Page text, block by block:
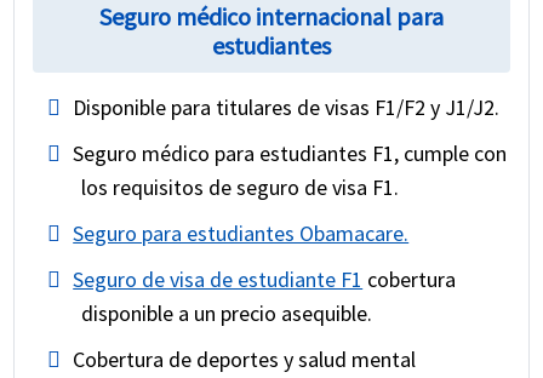
Seguro médico internacional para
estudiantes
Disponible para titulares de visas F1/F2 y J1/J2.
Seguro médico para estudiantes F1, cumple con
los requisitos de seguro de visa F1.
Seguro para estudiantes Obamacare.
Seguro de visa de estudiante F1 cobertura
disponible a un precio asequible.
Cobertura de deportes y salud mental